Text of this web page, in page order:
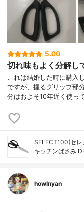
5.00
切れ味もよく分解し
これは結婚した時に購入
ですが、握るグリップ部
分はおよそ10年近く使っ
SELECT100(セ
キッチンばさみ
howlnyan